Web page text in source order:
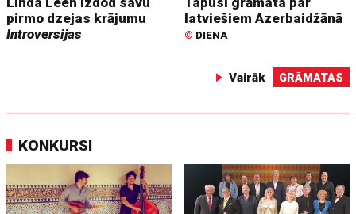
pirmo dzejas krājumu
Introversijas
latviešiem Azerbaidžānā
© DIENA
Vairāk GRĀMATAS
KONKURSI